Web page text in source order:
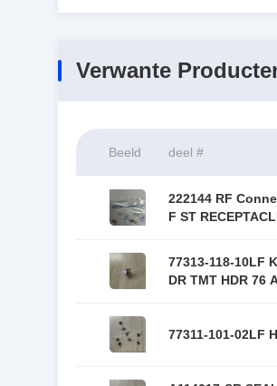
Verwante
Beeld deel #
222144 RF
F ST
77313-118-10LF
DR TMT HDR 76
77311-101-02LF